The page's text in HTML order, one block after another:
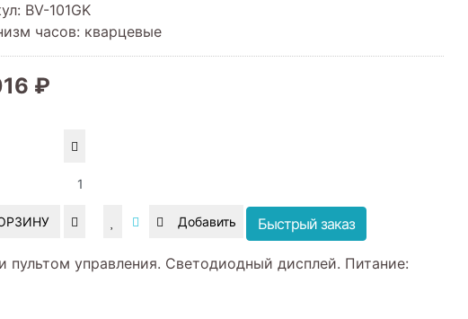
: BV-101GK
часов: кварцевые
₽
Быстрый заказ
пультом управления. Светодиодный дисплей. Питание: